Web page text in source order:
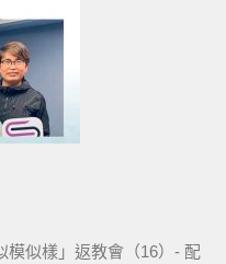
模似樣」返教會（16）- 配